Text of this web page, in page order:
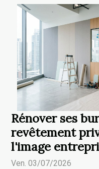
Rénover ses
revêtement
l'image
Ven. 03/07/2026